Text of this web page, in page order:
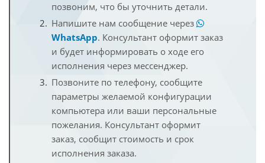
позвоним, что бы уточнить детали.
Напишите нам сообщение через
WhatsApp. Консультант оформит заказ
и будет информировать о ходе его
исполнения через мессенджер.
Позвоните по телефону, сообщите
параметры желаемой конфигурации
компьютера или ваши персональные
пожелания. Консультант оформит
заказ, сообщит стоимость и срок
исполнения заказа.